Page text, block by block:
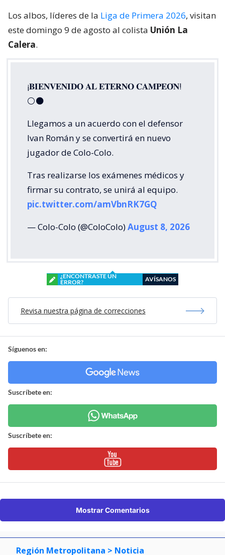
Los albos, líderes de la Liga de Primera 2026, visitan
este domingo 9 de agosto al colista Unión La
Calera.
¡𝐁𝐈𝐄𝐍𝐕𝐄𝐍𝐈𝐃𝐎 𝐀𝐋 𝐄𝐓𝐄𝐑𝐍𝐎 𝐂𝐀𝐌𝐏𝐄𝐎́𝐍!
⚪⚫
Llegamos a un acuerdo con el defensor
Ivan Román y se convertirá en nuevo
jugador de Colo-Colo.
Tras realizarse los exámenes médicos y
firmar su contrato, se unirá al equipo.
pic.twitter.com/amVbnRK7GQ
— Colo-Colo (@ColoColo)August 8, 2026
¿ENCONTRASTE UN
ERROR?
AVÍSANOS
Revisa nuestra página de correcciones
Síguenos en:
Suscríbete en:
Suscríbete en:
Mostrar Comentarios
Región Metropolitana > Noticia